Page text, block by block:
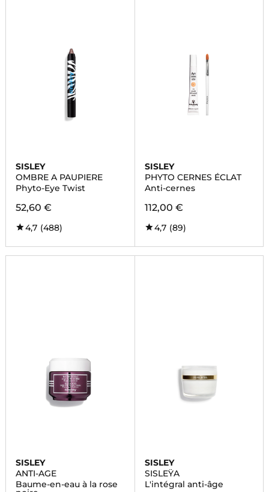
SISLEY
OMBRE A PAUPIERE
Phyto-Eye Twist
52,60 €
4,7 (488)
SISLEY
PHYTO CERNES ÉCLAT
Anti-cernes
112,00 €
4,7 (89)
SISLEY
ANTI-AGE
Baume-en-eau à la rose
SISLEY
SISLEŸA
L'intégral anti-âge